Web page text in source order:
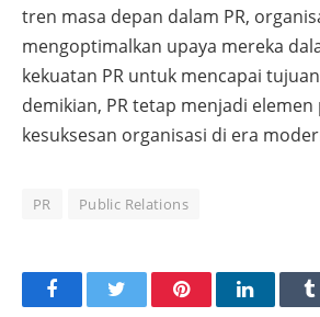
tren masa depan dalam PR,
mengoptimalkan upaya mereka
kekuatan PR untuk mencapai
demikian, PR tetap menjadi
kesuksesan organisasi di era
PR Public Relations
FacebookTwitter PinterestLinkedIn